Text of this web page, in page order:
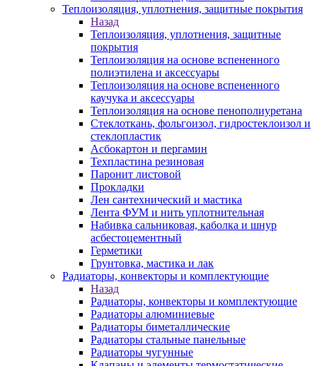
Теплоизоляция, уплотнения, защитные покрытия
Назад
Теплоизоляция, уплотнения, защитные
покрытия
Теплоизоляция на основе вспененного
полиэтилена и аксессуары
Теплоизоляция на основе вспененного
каучука и аксессуары
Теплоизоляция на основе пенополиуретана
Стеклоткань, фольгоизол, гидростеклоизол и
стеклопластик
Асбокартон и пергамин
Техпластина резиновая
Паронит листовой
Прокладки
Лен сантехнический и мастика
Лента ФУМ и нить уплотнительная
Набивка сальниковая, каболка и шнур
асбестоцементный
Герметики
Грунтовка, мастика и лак
Радиаторы, конвекторы и комплектующие
Назад
Радиаторы, конвекторы и комплектующие
Радиаторы алюминиевые
Радиаторы биметаллические
Радиаторы стальные панельные
Радиаторы чугунные